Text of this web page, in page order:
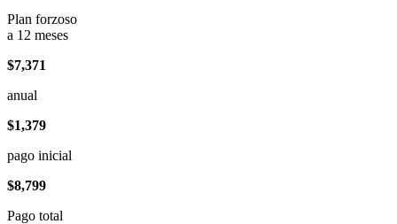
Plan forzoso
a 12 meses
$7,371
anual
$1,379
pago inicial
$8,799
Pago total